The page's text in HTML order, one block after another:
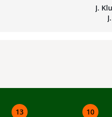
J.
12
M. Wieffer
6
J. P. van Hecke
4
V. van Dijk
15
M. van de Ven
R.
13
10